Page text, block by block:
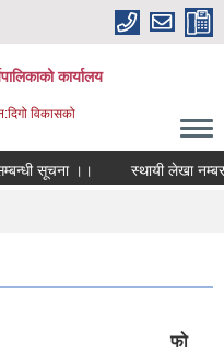
कार्यालय
विकासको
।। स्थायी लेखा नम्बर
फो